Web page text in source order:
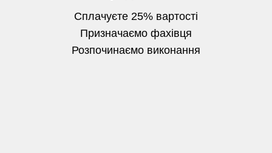
Сплачуєте 25% вартості
Призначаємо фахівця
Розпочинаємо виконання